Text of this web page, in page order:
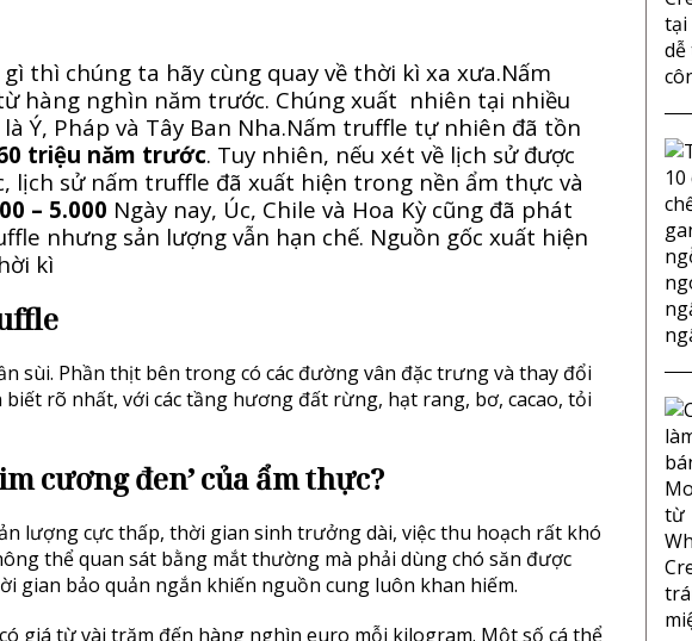
thì chúng ta hãy cùng quay về thời kì xa xưa.Nấm
hàng nghìn năm trước. Chúng xuất nhiên tại nhiều
Ý, Pháp và Tây Ban Nha.Nấm truffle tự nhiên đã tồn
triệu năm trước. Tuy nhiên, nếu xét về lịch sử được
lịch sử nấm truffle đã xuất hiện trong nền ẩm thực và
– 5.000 Ngày nay, Úc, Chile và Hoa Kỳ cũng đã phát
nhưng sản lượng vẫn hạn chế. Nguồn gốc xuất hiện
kì
sùi. Phần thịt bên trong có các đường vân đặc trưng và thay đổi
rõ nhất, với các tầng hương đất rừng, hạt rang, bơ, cacao, tỏi
cương đen’ của ẩm thực?
lượng cực thấp, thời gian sinh trưởng dài, việc thu hoạch rất khó
thể quan sát bằng mắt thường mà phải dùng chó săn được
gian bảo quản ngắn khiến nguồn cung luôn khan hiếm.
giá từ vài trăm đến hàng nghìn euro mỗi kilogram. Một số cá thể